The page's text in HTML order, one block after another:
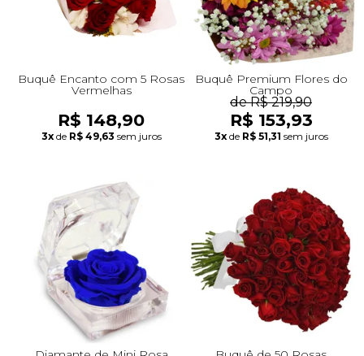
Buquê Encanto com 5 Rosas
Vermelhas
R$ 148,90
3x de R$ 49,63 sem juros
Buquê Premium Flores do
Campo
de R$ 219,90
R$ 153,93
3x de R$ 51,31 sem juros